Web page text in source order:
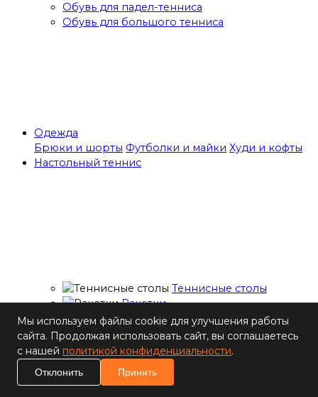
Обувь для падел-тенниса
Обувь для большого тенниса
Одежда
Брюки и шорты Футболки и майки Худи и кофты
Настольный теннис
Теннисные столы
Ракетки
Накладки для
ракеток
Основания для
ракеток
Мячи
Мы используем файлы cookie для улучшения работы
сайта. Продолжая использовать сайт, вы соглашаетесь
с нашей политикой конфиденциальности.
Отклонить Принять